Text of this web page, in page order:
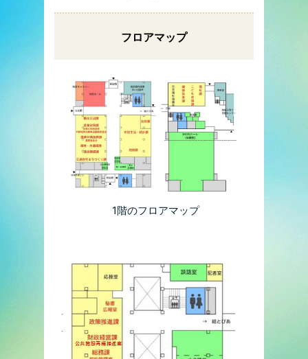
フロアマップ
1階のフロアマップ